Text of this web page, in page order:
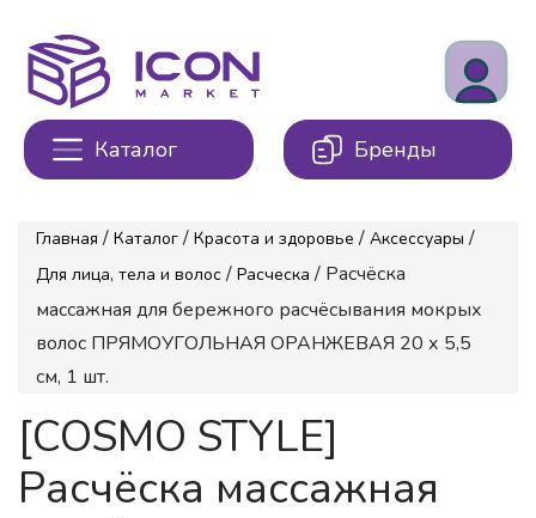
Каталог Бренды
Главная / Каталог / Красота и здоровье / Аксессуары /
Для лица, тела и волос / Расческа / Расчёска
массажная для бережного расчёсывания мокрых
волос ПРЯМОУГОЛЬНАЯ ОРАНЖЕВАЯ 20 х 5,5
см, 1 шт.
[COSMO STYLE]
Расчёска массажная